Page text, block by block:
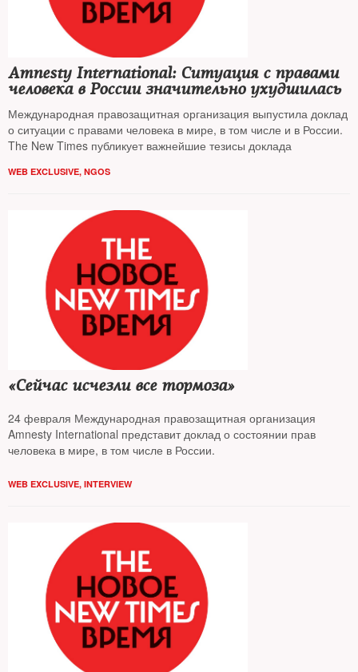
Amnesty International: Ситуация с правами
человека в России значительно ухудшилась
Международная правозащитная организация выпустила доклад
о ситуации с правами человека в мире, в том числе и в России.
The New Times публикует важнейшие тезисы доклада
WEB EXCLUSIVE, NGOS
«Сейчас исчезли все тормоза»
24 февраля Международная правозащитная организация
Amnesty International представит доклад о состоянии прав
человека в мире, в том числе в России.
WEB EXCLUSIVE, INTERVIEW